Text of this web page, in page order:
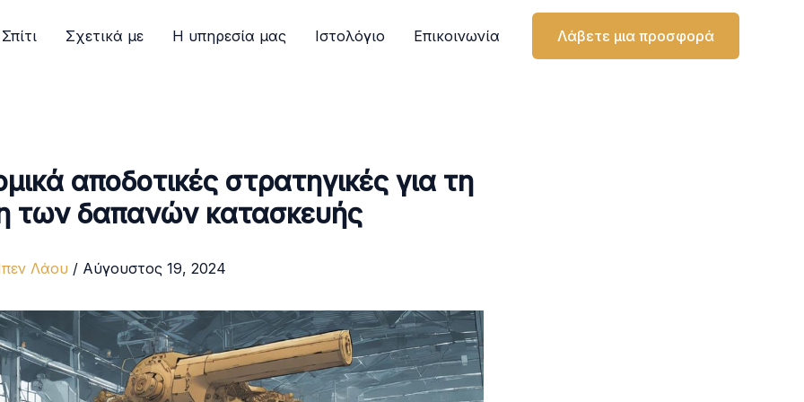
Σπίτι Σχετικά με Η υπηρεσία μας Ιστολόγιο Επικοινωνία Λάβετε μια προσφορά
αποδοτικές στρατηγικές για τη
των δαπανών κατασκευής
Λάου / Αύγουστος 19, 2024